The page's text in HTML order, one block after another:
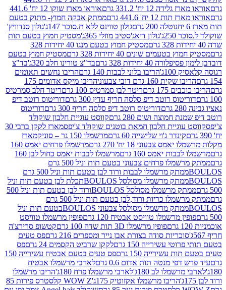
12 יח' 331.2 גרם
אוראו מארז שוקו 12 יח' 441.6
12 יח' 441.6 גרם
ממתק אבקה חמוץ- מתוק בטעם
נוטלה 200 גרם
גולון טווינס ללא ת.סוכר 147ג'
גולון סנדוויץ'
250ג'
גולון דיאג'סטיב מוזלי 365ג'
מסטיק חמוץ בטעם תות
מסטיק חמוץ בטעם מנגו 40 יחידות 328
בטעמים שונים 40 יחידות 328 גרם
מסטיק חמוץ בטעם
40 יחידות 328 גרם
בד"צ טורינו חלב 320ג'
בד"צ
הריבו בלוני לבבות 140 גרם
הריבו נחשים תאומים
160 גרם דובי צבעוני
הריבו מיקס אדומים 175
175 גרם
ריטר לבן סמרטיס 100 גרם
ריטר חלב סמרטיס
רוטב דיפ סלסה חריף עדין 300 גרם
דוריטוס רוטב דיפ
דוריטוס רוטב דיפ סלסה חריף 300 גרם
דוריטוס
חמוצה ושום 280 גרם
קווסט עוגיית חלבון שוקולד
עוגיית חלבון חמאת בוטנים שוקולד צ'יפס
מארז לקקן ברבי 30
קינדר ג'וי שלישייה 60 גרם
מרשמלו 150 גר – סוניק
מארז
צבעוני 18 יח' 270 גרם
מרשמלו פרחים יאמס 160
יאמס 160 גרם
מרשמלו לבבות יאמס כחול לבן 160
ממתק מרשמלו פרחים צבעוני בטעם תות וניל 500 גרם
ממתק מרשמלו לבבות ורוד לבן בטעם תות וניל 500 גרם
ממתק מרשמלו מסולסל BOULOSתכלת לבן בטעם תות וניל
ממתק מרשמלו מסולסל BOULOSורוד לבן בטעם תות וניל 500
ממתק מרשמלו כריות ורוד,לבן בטעם תות וניל 500 גרם
ממתק מרשמלו מסולסל צבעוני BOULOSבטעם תות וניל
מרשמלו טוויסט אבטיח 120 גרם
פופין מרשמלו טוויסט
פופין מרשמלו 3D תות שדה 100 גרם
קטשופ סרירצ'ה
סוכריות סודה בצורת אבן נייר ומספרים 216 גרם
פס טעים
עשירייה 150 גרם
לקקן שרביט הקסמים 24 גרם
פס
עשירייה 150 גרם
פס טעים בטעם אבטיח עשירייה 150
מנטה תות אדום 0.6 גרם
לארבי מרשמלו אבטיח
לב 180ג'
לארבי מרשמלו פרח 180ג'
הריבו מרשמלו
הריבו מרשמלו אקזוטיק 175ג'
WOW Z קלסטרס פירות 85